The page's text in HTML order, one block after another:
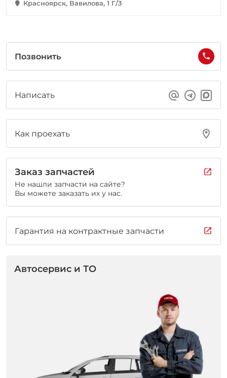
Красноярск, Вавилова, 1 Г/3
Позвонить
Написать
Как проехать
Заказ запчастей
Не нашли запчасти на сайте?
Вы можете заказать их у нас.
Гарантия на контрактные запчасти
Автосервис и ТО